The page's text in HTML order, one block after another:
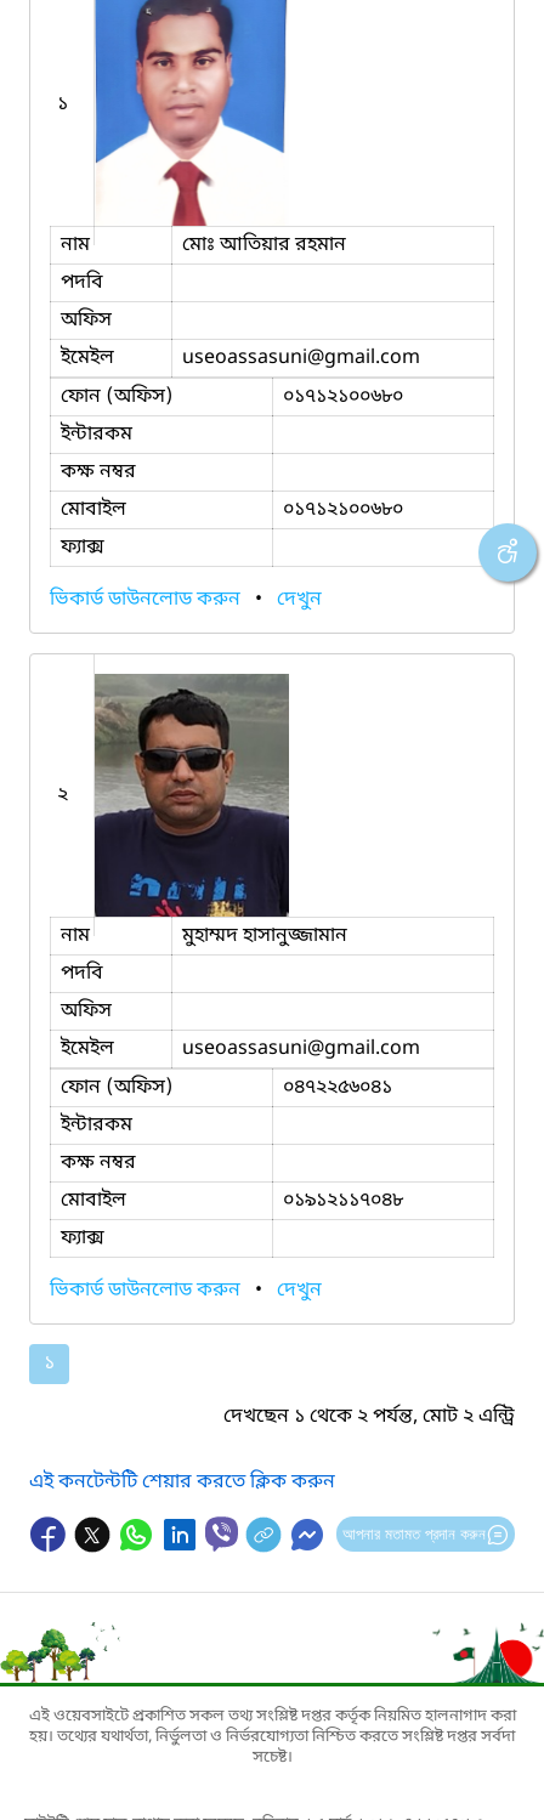
১
নাম
মোঃ আতিয়ার রহমান
পদবি
অফিস
ইমেইল
useoassasuni@gmail.com
ফোন (অফিস)
০১৭১২১০০৬৮০
ইন্টারকম
কক্ষ নম্বর
মোবাইল
০১৭১২১০০৬৮০
ফ্যাক্স
ভিকার্ড ডাউনলোড করুন • দেখুন
২
নাম
মুহাম্মদ হাসানুজ্জামান
পদবি
অফিস
ইমেইল
useoassasuni@gmail.com
ফোন (অফিস)
০৪৭২২৫৬০৪১
ইন্টারকম
কক্ষ নম্বর
মোবাইল
০১৯১২১১৭০৪৮
ফ্যাক্স
ভিকার্ড ডাউনলোড করুন • দেখুন
১
দেখছেন ১ থেকে ২ পর্যন্ত, মোট ২ এন্ট্রি
এই কনটেন্টটি শেয়ার করতে ক্লিক করুন
আপনার মতামত প্রদান করুন
এই ওয়েবসাইটে প্রকাশিত সকল তথ্য সংশ্লিষ্ট দপ্তর কর্তৃক নিয়মিত হালনাগাদ করা
হয়। তথ্যের যথার্থতা, নির্ভুলতা ও নির্ভরযোগ্যতা নিশ্চিত করতে সংশ্লিষ্ট দপ্তর সর্বদা
সচেষ্ট।